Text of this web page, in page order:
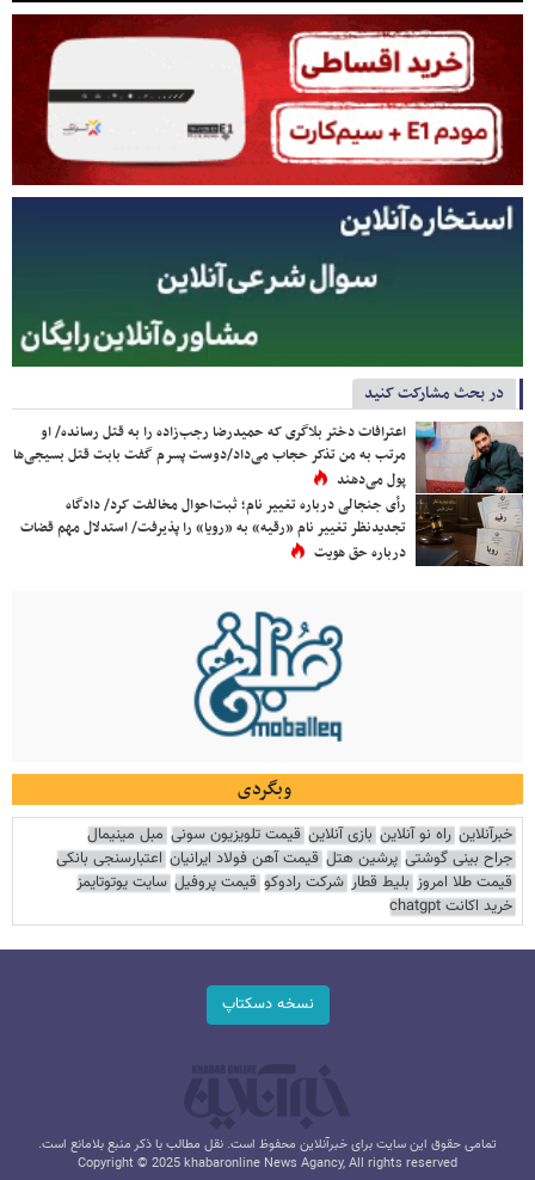
در بحث مشارکت کنید
اعترافات دختر بلاگری که حمیدرضا رجب‌زاده را به قتل رسانده/ او
مرتب به من تذکر حجاب می‌داد/دوست پسرم گفت بابت قتل بسیجی‌ها
پول می‌دهند
رأی جنجالی درباره تغییر نام؛ ثبت‌احوال مخالفت کرد/ دادگاه
تجدیدنظر تغییر نام «رقیه» به «رویا» را پذیرفت/ استدلال مهم قضات
درباره حق هویت
وبگردی
خبرآنلاین راه نو آنلاین بازی آنلاین قیمت تلویزیون سونی مبل مینیمال
جراح بینی گوشتی پرشین هتل قیمت آهن فولاد ایرانیان اعتبارسنجی بانکی
قیمت طلا امروز بلیط قطار شرکت رادوکو قیمت پروفیل سایت یوتوتایمز
خرید اکانت chatgpt
نسخه دسکتاپ
تمامی حقوق این سایت برای خبرآنلاین محفوظ است. نقل مطالب با ذکر منبع بلامانع است.
Copyright © 2025 khabaronline News Agancy, All rights reserved